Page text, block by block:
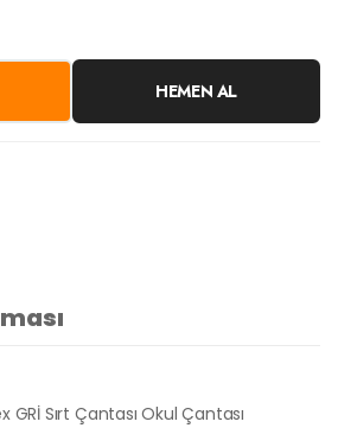
HEMEN AL
GRİ Sırt Çantası Okul Çantası